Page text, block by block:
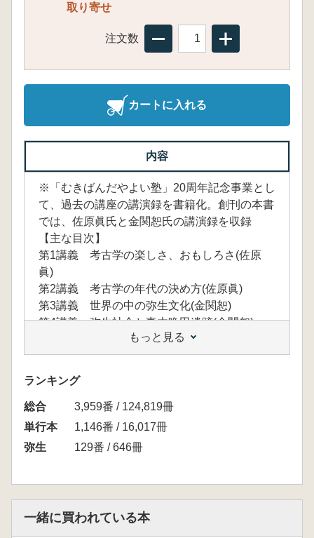
取り寄せ
注文数
カートに入れる
内容
※「むきばんだやよい塾」20周年記念事業とし
て、過去の講座の講演録を書籍化。創刊の本書
では、佐原眞氏と金関恕氏の講演録を収録
【主な目次】
第1講義 考古学の楽しさ、おもしろさ(佐原
眞)
第2講義 考古学の年代の決め方(佐原眞)
第3講義 世界の中の弥生文化(金関恕)
第4講義 弥生社会と妻木晩田遺跡(金関恕)
第5講義 遺跡、博物館はなぜ大切か(金関恕)
座談会「妻木晩田遺跡の魅力と今後への課題」
もっと見る
ランキング
総合
3,959番 / 124,819冊
単行本
1,146番 / 16,017冊
弥生
129番 / 646冊
一緒に買われている本